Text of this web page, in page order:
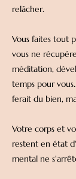
relâcher.
Vous faites tout
vous ne
méditation,
temps pour
ferait du bien,
Votre corps et
restent en état
mental ne